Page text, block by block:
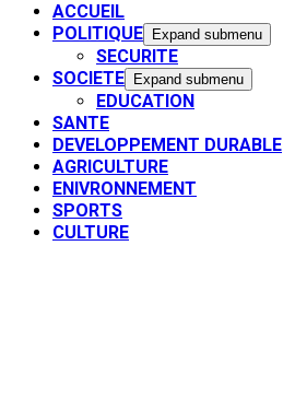
ACCUEIL
POLITIQUE
Expand submenu
SECURITE
SOCIETE
Expand submenu
EDUCATION
SANTE
DEVELOPPEMENT DURABLE
AGRICULTURE
ENIVRONNEMENT
SPORTS
CULTURE